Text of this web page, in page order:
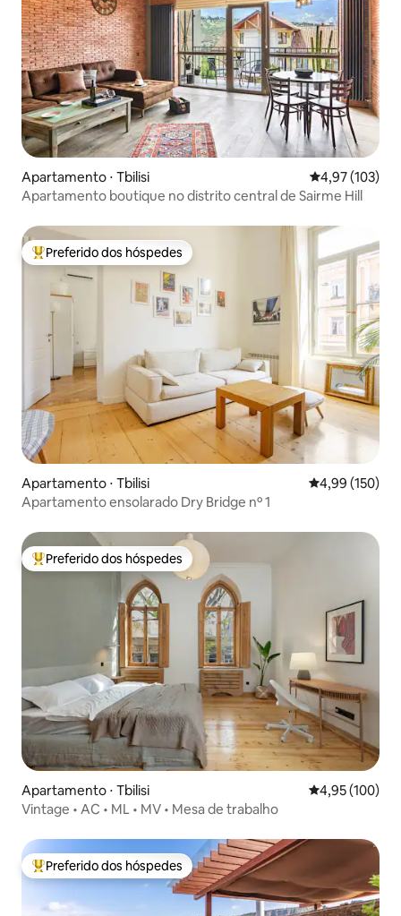
Apartamento ⋅ Tbilisi 4,97 de uma
4,97 (103)
Apartamento boutique no distrito central de Sairme Hill
Entre os melhores preferidos dos hóspedes
Preferido dos hóspedes
Apartamento ⋅ Tbilisi 4,99 de uma
4,99 (150)
Apartamento ensolarado Dry Bridge nº 1
Entre os melhores preferidos dos hóspedes
Preferido dos hóspedes
Apartamento ⋅ Tbilisi 4,95 de uma
4,95 (100)
Vintage • AC • ML • MV • Mesa de trabalho
Entre os melhores preferidos dos hóspedes
Preferido dos hóspedes